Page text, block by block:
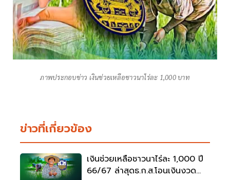
ภาพประกอบข่าว เงินช่วยเหลือชาวนาไร่ละ 1,000 บาท
ข่าวที่เกี่ยวข้อง
เงินช่วยเหลือชาวนาไร่ละ 1,000 ปี
66/67 ล่าสุดธ.ก.ส.โอนเงินงวด